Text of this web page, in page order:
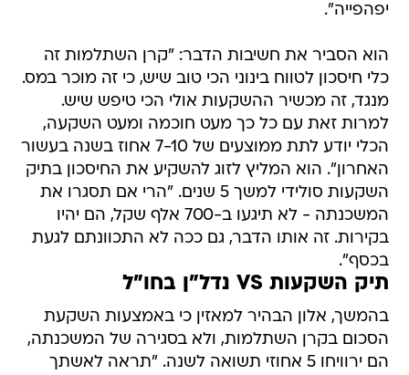
יפהפייה".
הוא הסביר את חשיבות הדבר: "קרן השתלמות זה
כלי חיסכון לטווח בינוני הכי טוב שיש, כי זה מוכר במס.
מנגד, זה מכשיר ההשקעות אולי הכי טיפש שיש.
למרות זאת עם כל כך מעט חוכמה ומעט השקעה,
הכלי יודע לתת ממוצעים של 7-10 אחוז בשנה בעשור
האחרון". הוא המליץ לזוג להשקיע את החיסכון בתיק
השקעות סולידי למשך 5 שנים. "הרי אם תסגרו את
המשכנתה - לא תיגעו ב-700 אלף שקל, הם יהיו
בקירות. זה אותו הדבר, גם ככה לא התכוונתם לגעת
בכסף".
תיק השקעות VS נדל"ן בחו"ל
בהמשך, אלון הבהיר למאזין כי באמצעות השקעת
הסכום בקרן השתלמות, ולא בסגירה של המשכנתה,
הם ירוויחו 5 אחוזי תשואה לשנה. "תראה לאשתך